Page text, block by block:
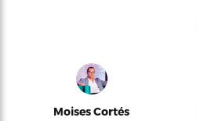
Moises Cortés